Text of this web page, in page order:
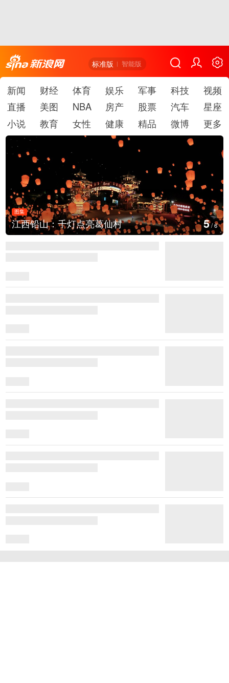
标准版 智能版
新闻 财经 体育 娱乐 军事 科技
视频
直播
美图 NBA 房产 股票 汽车
星座
小说
教育 女性 健康 精品 微博 更多
图集
江西铅山：千灯点亮葛仙村 5/6